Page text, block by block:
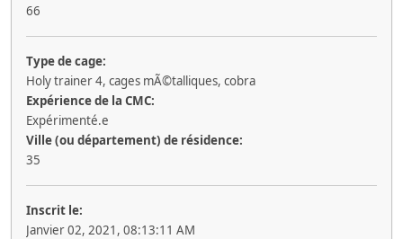
66
Type de cage:
Holy trainer 4, cages mÃ©talliques, cobra
Expérience de la CMC:
Expérimenté.e
Ville (ou département) de résidence:
35
Inscrit le:
Janvier 02, 2021, 08:13:11 AM